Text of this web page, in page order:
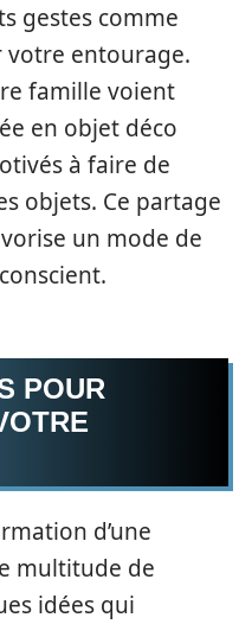
gestes comme
votre entourage.
famille voient
en objet déco
à faire de
objets. Ce partage
un mode de
POUR
d’une
multitude de
idées qui